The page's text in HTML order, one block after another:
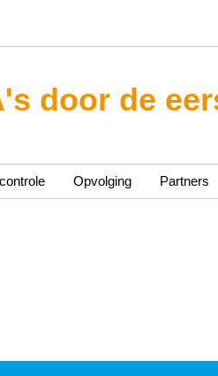
door de
Opvolging Partners